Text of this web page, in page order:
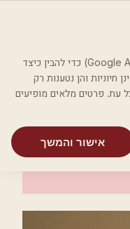
רון גל אנו משתמשים בעוגיות אנליטיקה (Google Analytics) כדי להבין כיצד
חיוניות והן נטענות רק
פרטים מלאים מופיעים
אישור והמשך